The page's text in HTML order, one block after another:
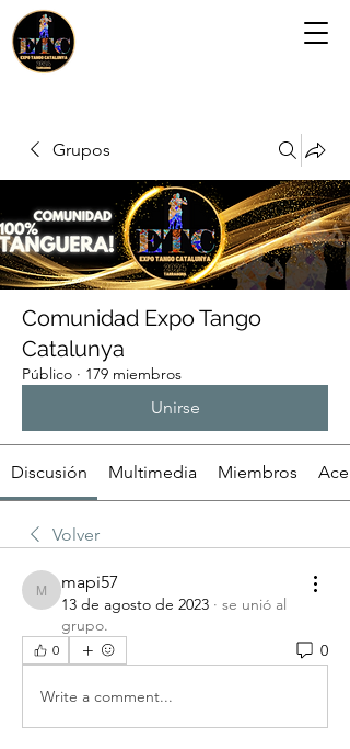
Grupos
Comunidad Expo Tango
Catalunya
Público · 179 miembros
Unirse
Discusión Multimedia Miembros
Volver
mapi57
mapi57
13 de agosto de 2023 · se unió al
grupo.
0 0
Write a comment...